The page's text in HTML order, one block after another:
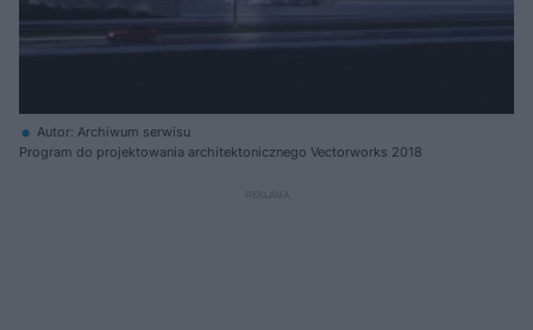
Autor: Archiwum serwisu
Program do projektowania architektonicznego Vectorworks 2018